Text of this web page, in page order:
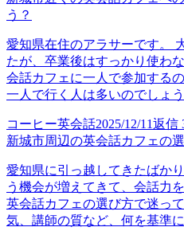
う？
愛知県在住のアラサーです。
たが、卒業後はすっかり使わ
会話カフェに一人で参加する
一人で行く人は多いのでしょ
コーヒー英会話2025/12/11返信
新城市周辺の英会話カフェの
愛知県に引っ越してきたばか
う機会が増えてきて、会話力
英会話カフェの選び方で迷っ
気、講師の質など、何を基準